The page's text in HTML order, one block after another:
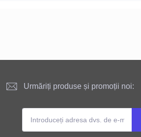
Urmăriți produse și promoții noi: